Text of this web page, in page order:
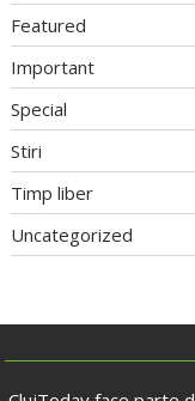
Featured
Important
Special
Stiri
Timp liber
Uncategorized